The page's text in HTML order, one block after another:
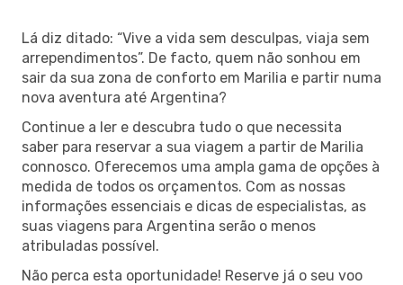
Lá diz ditado: “Vive a vida sem desculpas, viaja sem
arrependimentos”. De facto, quem não sonhou em
sair da sua zona de conforto em Marilia e partir numa
nova aventura até Argentina?
Continue a ler e descubra tudo o que necessita
saber para reservar a sua viagem a partir de Marilia
connosco. Oferecemos uma ampla gama de opções à
medida de todos os orçamentos. Com as nossas
informações essenciais e dicas de especialistas, as
suas viagens para Argentina serão o menos
atribuladas possível.
Não perca esta oportunidade! Reserve já o seu voo